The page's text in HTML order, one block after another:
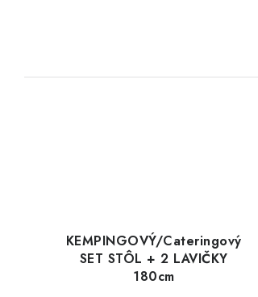
KEMPINGOVÝ/Cateringový
SET STÔL + 2 LAVIČKY
180cm